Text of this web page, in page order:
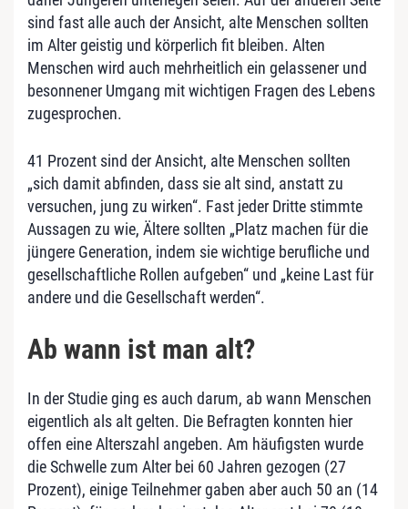
sind fast alle auch der Ansicht, alte Menschen sollten
im Alter geistig und körperlich fit bleiben. Alten
Menschen wird auch mehrheitlich ein gelassener und
besonnener Umgang mit wichtigen Fragen des Lebens
zugesprochen.
41 Prozent sind der Ansicht, alte Menschen sollten
„sich damit abfinden, dass sie alt sind, anstatt zu
versuchen, jung zu wirken“. Fast jeder Dritte stimmte
Aussagen zu wie, Ältere sollten „Platz machen für die
jüngere Generation, indem sie wichtige berufliche und
gesellschaftliche Rollen aufgeben“ und „keine Last für
andere und die Gesellschaft werden“.
Ab wann ist man alt?
In der Studie ging es auch darum, ab wann Menschen
eigentlich als alt gelten. Die Befragten konnten hier
offen eine Alterszahl angeben. Am häufigsten wurde
die Schwelle zum Alter bei 60 Jahren gezogen (27
Prozent), einige Teilnehmer gaben aber auch 50 an (14